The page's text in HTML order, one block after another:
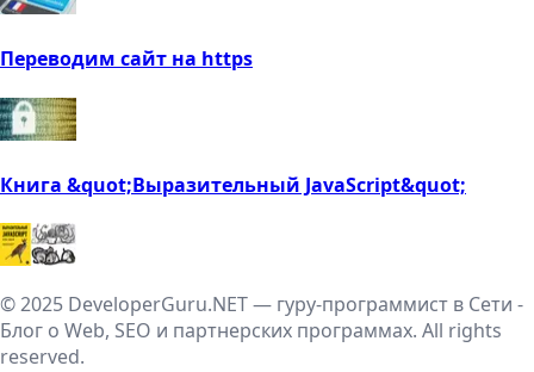
Переводим сайт на https
Книга &quot;Выразительный JavaScript&quot;
© 2025 DeveloperGuru.NET — гуру-программист в Сети -
Блог о Web, SEO и партнерских программах. All rights
reserved.